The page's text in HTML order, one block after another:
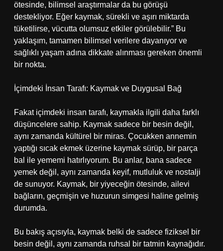
ötesinde, bilimsel araştırmalar da bu görüşü
destekliyor. Eğer kaymak, sürekli ve aşırı miktarda
tüketilirse, vücutta olumsuz etkiler görülebilir.” Bu
yaklaşım, tamamen bilimsel verilere dayanıyor ve
sağlıklı yaşam adına dikkate alınması gereken önemli
bir nokta.
İçimdeki İnsan Tarafı: Kaymak ve Duygusal Bağ
Fakat içimdeki insan tarafı, kaymakla ilgili daha farklı
düşüncelere sahip. Kaymak sadece bir besin değil,
aynı zamanda kültürel bir miras. Çocukken annemin
yaptığı sıcak ekmek üzerine kaymak sürüp, bir parça
bal ile yememi hatırlıyorum. Bu anlar, bana sadece
yemek değil, aynı zamanda keyif, mutluluk ve nostalji
de sunuyor. Kaymak, bir yiyeceğin ötesinde, ailevi
bağların, geçmişin ve huzurun simgesi haline gelmiş
durumda.
Bu bakış açısıyla, kaymak belki de sadece fiziksel bir
besin değil, aynı zamanda ruhsal bir tatmin kaynağıdır.